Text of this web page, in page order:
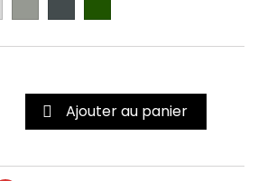
moyen
7004)
foncé
7011)
6020
 Ajouter au panier